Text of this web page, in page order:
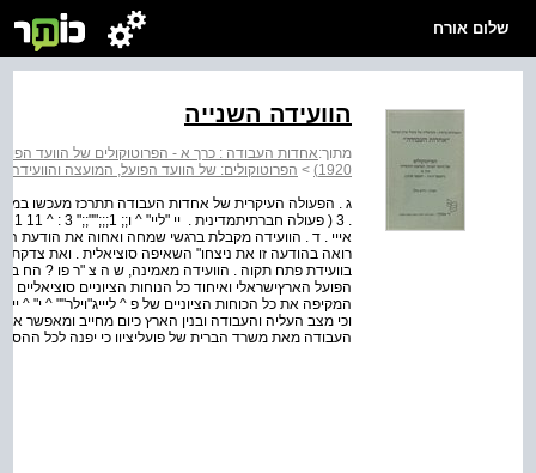
שלום אורח
הוועידה השנייה
מתוך:
1920)
> הפרוטוקולים: של הוועד הפועל, המועצה והוועידה כרך א' (דצמבר
אייי . ד . הוועידה מקבלת ברגשי שמחה ואחוה את הודעת
הפועל הארץ­ישראלי ואיחוד כל הנוחות הציוניים סוציאליים
וכי מצב העליה והעבודה ובנין הארץ כיום מחייב ומאפשר
העבודה מאת משרד הברית של פועלי­ציוו כי יפנה לכל